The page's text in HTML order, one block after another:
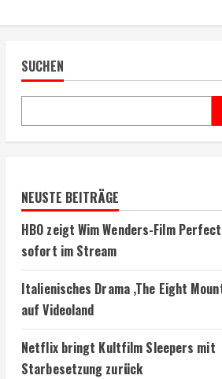
SUCHEN
NEUSTE BEITRÄGE
HBO zeigt Wim Wenders-Film
sofort im Stream
Italienisches Drama ‚The Eight
auf Videoland
Netflix bringt Kultfilm Sleepers mit
Starbesetzung zurück